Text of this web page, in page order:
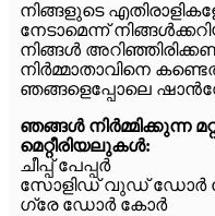
നിങ്ങളുടെ
നേടാമെന്ന്
നിങ്ങൾ
നിർമ്മാതാവിനെ
ഞങ്ങളെപ്പോലെ
ഞങ്ങൾ നിർമ്മിക്കുന്ന
മെറ്റീരിയലുകൾ:
ചീപ്പ് പേപ്പർ
സോളിഡ് വുഡ് ഡോർ
ഗ്രേ ഡോർ കോർ